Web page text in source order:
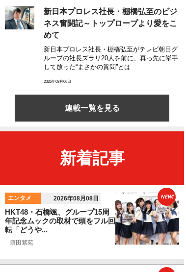
新日本プロレス社長・棚橋弘至のビジ
ネス奮闘記～トップロープより愛をこ
めて
新日本プロレス社長・棚橋弘至がテレビ朝日グ
ループの社長ズラリ20人を前に、真っ先に挙手
して放った“まさかの質問”とは
2026年08月06日
連載一覧を見る
新着記事
エンタメ 2026年08月08日
HKT48・石橋颯、グループ15周
年記念ムックの取材で頭をフル回
転「どうや...
須田紫苑
NEW!